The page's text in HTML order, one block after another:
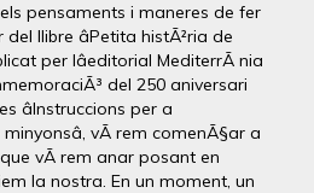
pensaments i maneres de fer
llibre âPetita histÃ²ria de
per lâeditorial MediterrÃ nia
del 250 aniversari
âInstruccions per a
minyonsâ, vÃ rem comenÃ§ar a
vÃ rem anar posant en
la nostra. En un moment, un